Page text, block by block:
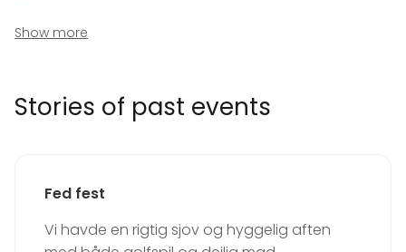
In the venue
Exclusive use of venue
Wheelchair accessible
Kitchen for customer
Show more
Stories of past events
Fed fest
Vi havde en rigtig sjov og hyggelig aften